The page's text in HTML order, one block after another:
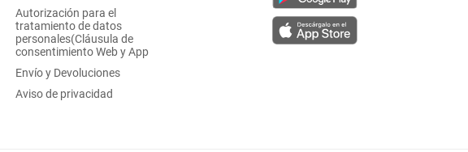
Autorización para el
tratamiento de datos
personales(Cláusula de
consentimiento Web y App
Envío y Devoluciones
Aviso de privacidad